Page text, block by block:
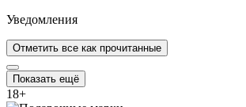
Уведомления
Отметить все как прочитанные
Показать ещё
18+